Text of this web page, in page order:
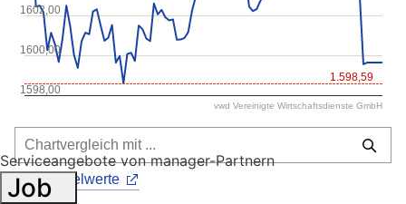
1.598,59
1600,00
1598,00
1602,00
vwd Vereinigte Wirtschaftsdienste GmbH
Alle Einzelwerte
Serviceangebote von manager-Partnern
Job